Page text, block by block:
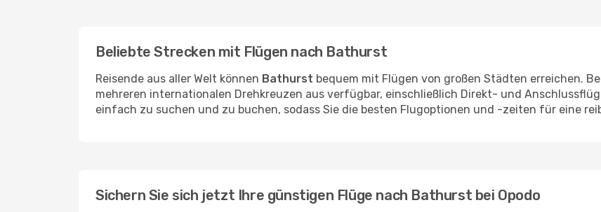
Beliebte Strecken mit Flügen nach Bathurst
Reisende aus aller Welt können Bathurst bequem mit Flügen von großen Städten erreichen.
mehreren internationalen Drehkreuzen aus verfügbar, einschließlich Direkt- und
einfach zu suchen und zu buchen, sodass Sie die besten Flugoptionen und -zeiten für eine
Sichern Sie sich jetzt Ihre günstigen Flüge nach Bathurst bei Opodo